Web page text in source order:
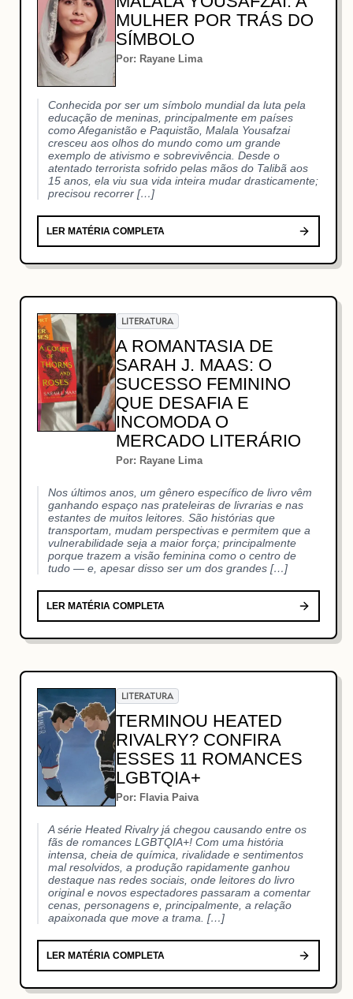
MULHER POR TRÁS DO
SÍMBOLO
Por: Rayane Lima
Conhecida por ser um símbolo mundial da luta pela
educação de meninas, principalmente em países
como Afeganistão e Paquistão, Malala Yousafzai
cresceu aos olhos do mundo como um grande
exemplo de ativismo e sobrevivência. Desde o
atentado terrorista sofrido pelas mãos do Talibã aos
15 anos, ela viu sua vida inteira mudar drasticamente;
precisou recorrer […]
LER MATÉRIA COMPLETA
LITERATURA
A ROMANTASIA DE
SARAH J. MAAS: O
SUCESSO FEMININO
QUE DESAFIA E
INCOMODA O
MERCADO LITERÁRIO
Por: Rayane Lima
Nos últimos anos, um gênero específico de livro vêm
ganhando espaço nas prateleiras de livrarias e nas
estantes de muitos leitores. São histórias que
transportam, mudam perspectivas e permitem que a
vulnerabilidade seja a maior força; principalmente
porque trazem a visão feminina como o centro de
tudo — e, apesar disso ser um dos grandes […]
LER MATÉRIA COMPLETA
LITERATURA
TERMINOU HEATED
RIVALRY? CONFIRA
ESSES 11 ROMANCES
LGBTQIA+
Por: Flavia Paiva
A série Heated Rivalry já chegou causando entre os
fãs de romances LGBTQIA+! Com uma história
intensa, cheia de química, rivalidade e sentimentos
mal resolvidos, a produção rapidamente ganhou
destaque nas redes sociais, onde leitores do livro
original e novos espectadores passaram a comentar
cenas, personagens e, principalmente, a relação
apaixonada que move a trama. […]
LER MATÉRIA COMPLETA